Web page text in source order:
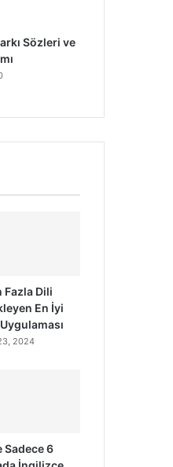
Sözleri ve
Fazla Dili
En İyi
2024
Sadece 6